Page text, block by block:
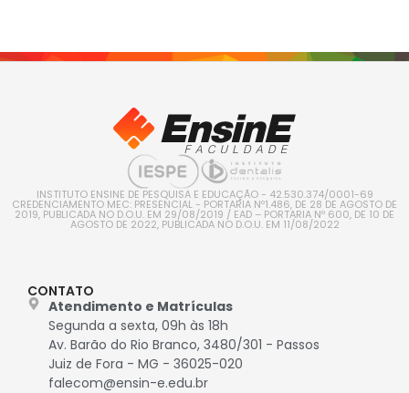
INSTITUTO ENSINE DE PESQUISA E EDUCAÇÃO - 42.530.374/0001-69
CREDENCIAMENTO MEC: PRESENCIAL - PORTARIA Nº1.486, DE 28 DE AGOSTO DE
2019, PUBLICADA NO D.O.U. EM 29/08/2019 / EAD – PORTARIA Nº 600, DE 10 DE
AGOSTO DE 2022, PUBLICADA NO D.O.U. EM 11/08/2022
CONTATO
Atendimento e Matrículas
Segunda a sexta, 09h às 18h
Av. Barão do Rio Branco, 3480/301 - Passos
Juiz de Fora - MG - 36025-020
falecom@ensin-e.edu.br